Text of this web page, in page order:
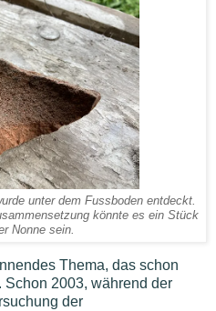
unter dem Fussboden entdeckt.
könnte es ein Stück
Nonne sein.
Thema, das schon
2003, während der
der